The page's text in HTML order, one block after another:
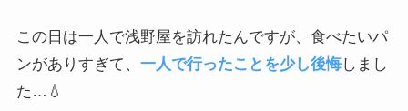
この日は一人で浅野屋を訪れたんですが、食べたいパ
ンがありすぎて、 一人で行ったことを少し後悔しまし
た…💧